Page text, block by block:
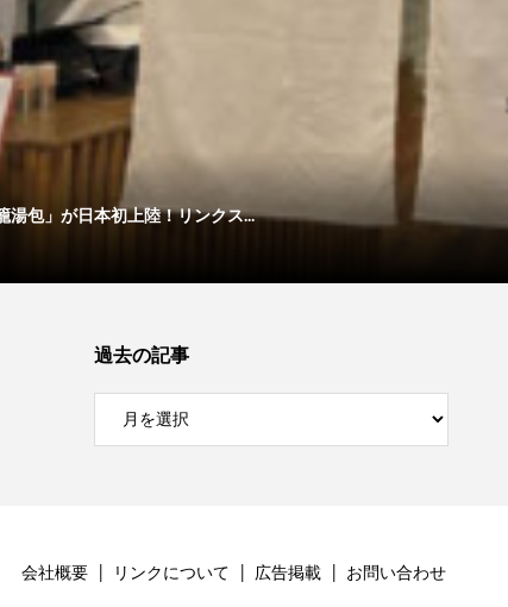
湯包」が日本初上陸！リンクス...
過去の記事
会社概要 リンクについて 広告掲載 お問い合わせ